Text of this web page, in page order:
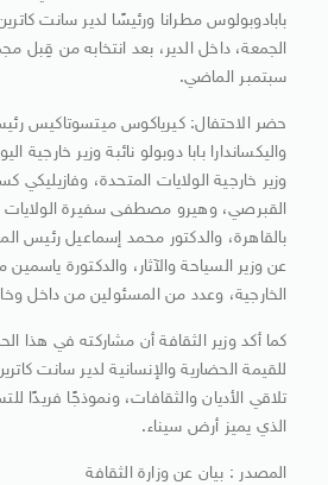
بابادوبولوس مطرانا ورئيسًا لدير سانت
سبتمبر الماضي.
حضر الاحتفال: كيرياكوس ميتسوتاكيس رئيس
واليكساندارا بابا دوبولو نائبة وزير خارجية
وزير خارجية الولايات المتحدة، وفازيليكي
القبرصي، وهيرو مصطفى سفيرة الولايات
بالقاهرة، والدكتور محمد إسماعيل رئيس
عن وزير السياحة والآثار، والدكتورة
الخارجية، وعدد من المسئولين من داخل
كما أكد وزير الثقافة أن مشاركته في هذا
للقيمة الحضارية والإنسانية لدير سانت
تلاقي الأديان والثقافات، ونموذجًا فريدًا
الذي يميز أرض سيناء.
المصدر : بيان عن وزارة الثقافة